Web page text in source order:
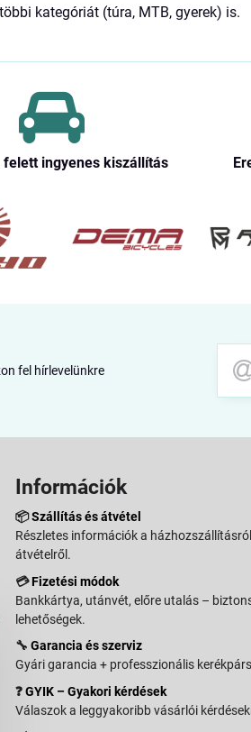
kategóriát (túra, MTB, gyerek) is.
felett ingyenes kiszállítás
fel hírlevelünkre
Információk
📦Szállítás és átvétel
Részletes információk a
átvételről.
💳Fizetési módok
Bankkártya, utánvét, előre utalás –
lehetőségek.
🔧 Garancia és szerviz
Gyári garancia + professzionális
❓GYIK – Gyakori kérdések
Válaszok a leggyakoribb vásárlói